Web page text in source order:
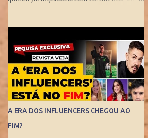
Michel Laurence . Fundador da revista
Placar, ganhador do prêmio Esso,
responsável pela regionalização do Globo
Esporte, criador dos programas Grandes
Momentos do Esporte e Cartão Verde, entre
inúmeros feitos. Bruno queria fugir da
comparação. Tentou ser jogador de
basquete. Mas o jornalismo esportivo estava
A ERA DOS INFLUENCERS CHEGOU AO
FIM?